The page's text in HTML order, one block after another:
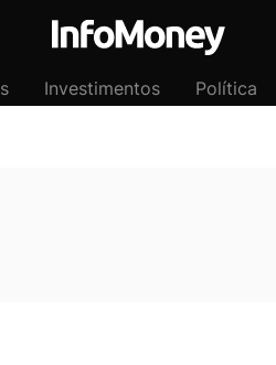
Investimentos Política